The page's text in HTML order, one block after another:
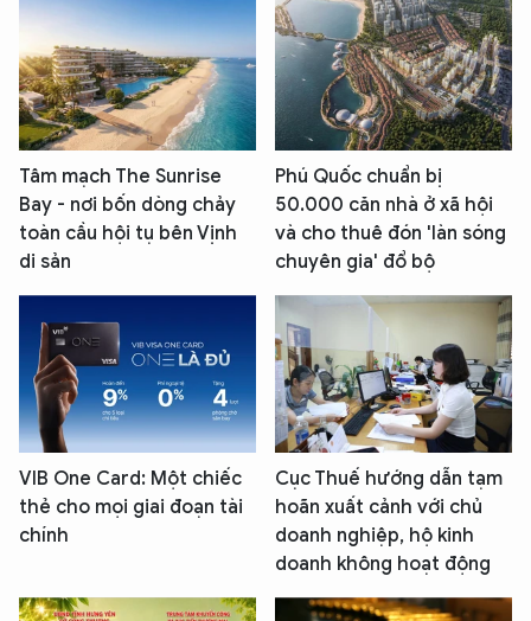
Tâm mạch The Sunrise
Bay - nơi bốn dòng chảy
toàn cầu hội tụ bên Vịnh
di sản
Phú Quốc chuẩn bị
50.000 căn nhà ở xã hội
và cho thuê đón 'làn sóng
chuyên gia' đổ bộ
VIB One Card: Một chiếc
thẻ cho mọi giai đoạn tài
chính
Cục Thuế hướng dẫn tạm
hoãn xuất cảnh với chủ
doanh nghiệp, hộ kinh
doanh không hoạt động